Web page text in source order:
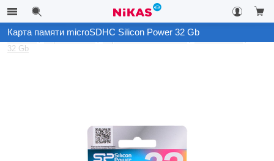
Каталог
32 Gb
Карта памяти microSDHC Silicon Power 32 Gb